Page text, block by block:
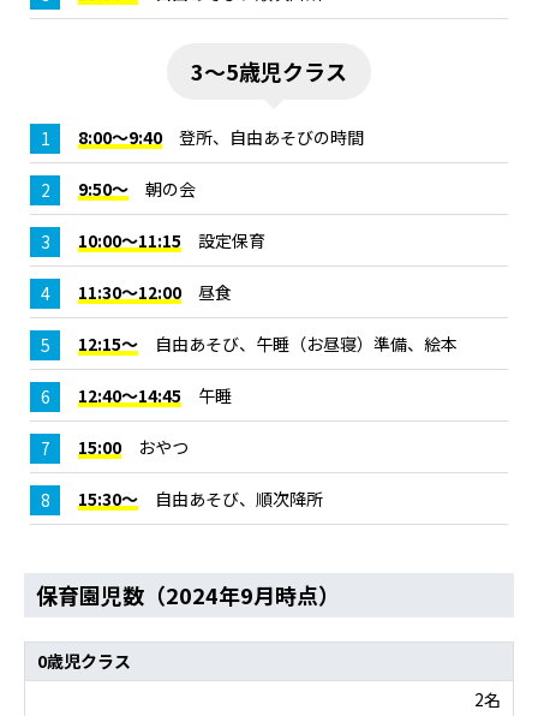
3～5歳児クラス
8:00～9:40 登所、自由あそびの時間
9:50～ 朝の会
10:00～11:15 設定保育
11:30～12:00 昼食
12:15～ 自由あそび、午睡（お昼寝）準備、絵本
12:40～14:45 午睡
15:00 おやつ
15:30～ 自由あそび、順次降所
保育園児数（2024年9月時点）
0歳児クラス
2名